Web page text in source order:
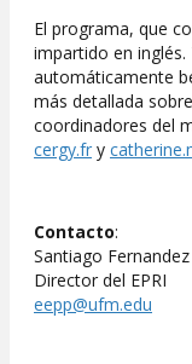
El programa, que
impartido en
automáticamente
más detallada
coordinadores del
cergy.fr y
Contacto:
Santiago Fernandez
Director del EPRI
eepp@ufm.edu